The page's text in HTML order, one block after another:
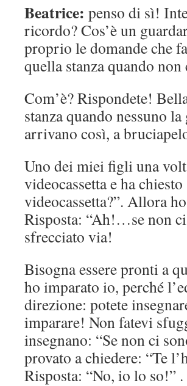
Beatrice: penso di sì!
ricordo? Cos’è un
proprio le domande che
quella stanza quando
Com’è? Rispondete!
stanza quando nessuno
arrivano così, a
Uno dei miei figli una
videocassetta e ha
videocassetta?”. Allora
Risposta: “Ah!…se non
sfrecciato via!
Bisogna essere pronti a
ho imparato io, perché
direzione: potete
imparare! Non fatevi
insegnano: “Se non ci
provato a chiedere: “Te
Risposta: “No, io lo so!” .